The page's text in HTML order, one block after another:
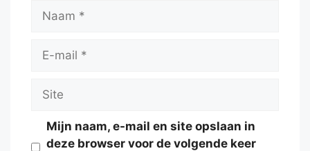
Naam
Site
Mijn naam, e-mail en site opslaan in
deze browser voor de volgende keer